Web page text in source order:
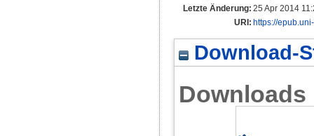
Letzte Änderung: 25 Apr 2014
URI: https://
Download-
Downloads